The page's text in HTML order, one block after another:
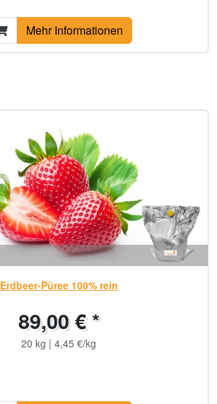
Mehr Informationen
Erdbeer-Püree 100% rein
89,00 € *
20 kg | 4,45 €/kg